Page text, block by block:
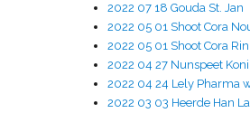
2022 07 18 Gouda St. Jan
2022 05 01 Shoot Cora
2022 05 01 Shoot Cora
2022 04 27 Nunspeet
2022 04 24 Lely Pharma
2022 03 03 Heerde Han